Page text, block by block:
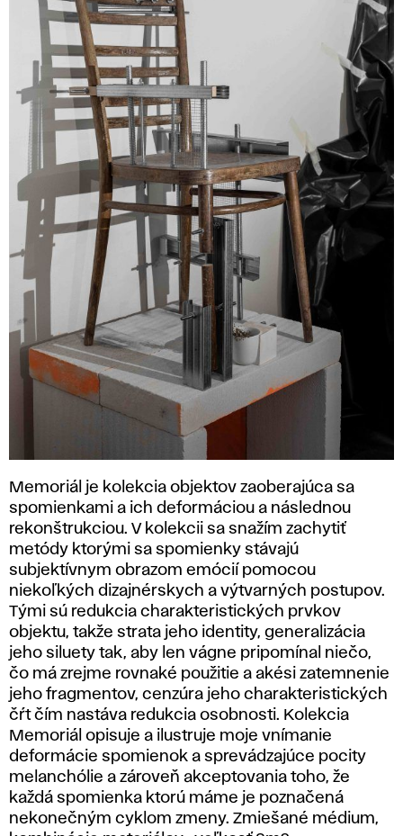
Memoriál je kolekcia objektov zaoberajúca sa
spomienkami a ich deformáciou a následnou
rekonštrukciou. V kolekcii sa snažím zachytiť
metódy ktorými sa spomienky stávajú
subjektívnym obrazom emócií pomocou
niekoľkých dizajnérskych a výtvarných postupov.
Tými sú redukcia charakteristických prvkov
objektu, takže strata jeho identity, generalizácia
jeho siluety tak, aby len vágne pripomínal niečo,
čo má zrejme rovnaké použitie a akési zatemnenie
jeho fragmentov, cenzúra jeho charakteristických
čŕt čím nastáva redukcia osobnosti. Kolekcia
Memoriál opisuje a ilustruje moje vnímanie
deformácie spomienok a sprevádzajúce pocity
melanchólie a zároveň akceptovania toho, že
každá spomienka ktorú máme je poznačená
nekonečným cyklom zmeny. Zmiešané médium,